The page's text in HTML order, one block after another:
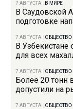
7 АВГУСТА В МИРЕ
В Саудовской
подготовке
7 АВГУСТА ОБЩЕСТВО
В Узбекистане
для всех
7 АВГУСТА ОБЩЕСТВО
Более 20 тонн
допустили на
7 АВГУСТА ОБЩЕСТВО